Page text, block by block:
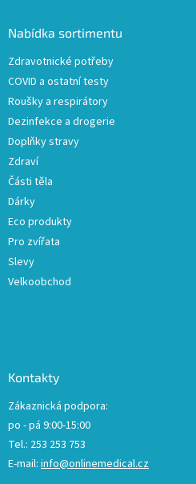
Nabídka sortimentu
Zdravotnické potřeby
COVID a ostatní testy
Roušky a respirátory
Dezinfekce a drogerie
Doplňky stravy
Zdraví
Části těla
Dárky
Eco produkty
Pro zvířata
Slevy
Velkoobchod
Kontakty
Zákaznická podpora:
po - pá 9:00-15:00
Tel.: 253 253 753
E-mail: info@onlinemedical.cz